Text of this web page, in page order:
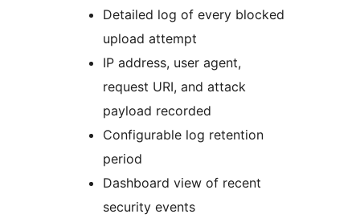
Detailed log of every blocked
upload attempt
IP address, user agent,
request URI, and attack
payload recorded
Configurable log retention
period
Dashboard view of recent
security events